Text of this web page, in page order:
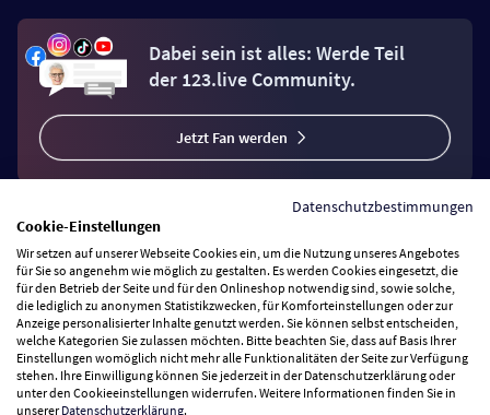
Dabei sein ist alles: Werde Teil
der 123.live Community.
Jetzt Fan werden
Vertrag widerrufen
Zahlungsarten
Wir versenden mit
Datenschutzbestimmungen
Cookie-Einstellungen
Wir setzen auf unserer Webseite Cookies ein, um die Nutzung unseres Angebotes
für Sie so angenehm wie möglich zu gestalten. Es werden Cookies eingesetzt, die
für den Betrieb der Seite und für den Onlineshop notwendig sind, sowie solche,
die lediglich zu anonymen Statistikzwecken, für Komforteinstellungen oder zur
Anzeige personalisierter Inhalte genutzt werden. Sie können selbst entscheiden,
welche Kategorien Sie zulassen möchten. Bitte beachten Sie, dass auf Basis Ihrer
Einstellungen womöglich nicht mehr alle Funktionalitäten der Seite zur Verfügung
stehen. Ihre Einwilligung können Sie jederzeit in der Datenschutzerklärung oder
unter den Cookieeinstellungen widerrufen. Weitere Informationen finden Sie in
unsererDatenschutzerklärung.